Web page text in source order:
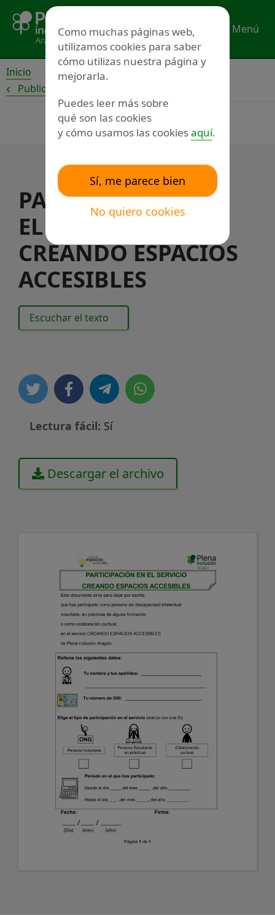
contenido
Menú
Inicio
Publicaciones
PARTICIPACIÓN EN
EL SERVICIO
CREANDO ESPACIOS
ACCESIBLES
Escuchar el texto
Lectura fácil: Sí
Descargar el archivo
Como muchas páginas web,
utilizamos cookies para saber
cómo utilizas nuestra página y
mejorarla.
Puedes leer más sobre
qué son las cookies
y cómo usamos las cookiesaquí.
Sí, me parece bien
No quiero cookies